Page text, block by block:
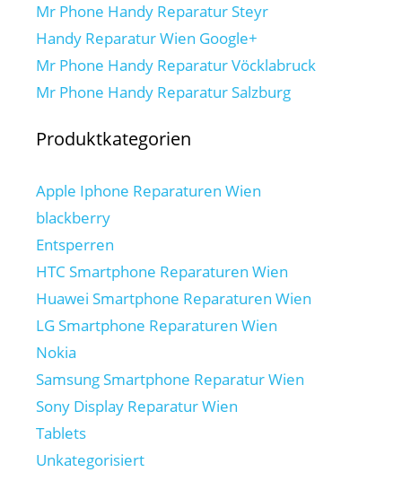
Mr Phone Handy Reparatur Steyr
Handy Reparatur Wien Google+
Mr Phone Handy Reparatur Vöcklabruck
Mr Phone Handy Reparatur Salzburg
Produktkategorien
Apple Iphone Reparaturen Wien
blackberry
Entsperren
HTC Smartphone Reparaturen Wien
Huawei Smartphone Reparaturen Wien
LG Smartphone Reparaturen Wien
Nokia
Samsung Smartphone Reparatur Wien
Sony Display Reparatur Wien
Tablets
Unkategorisiert